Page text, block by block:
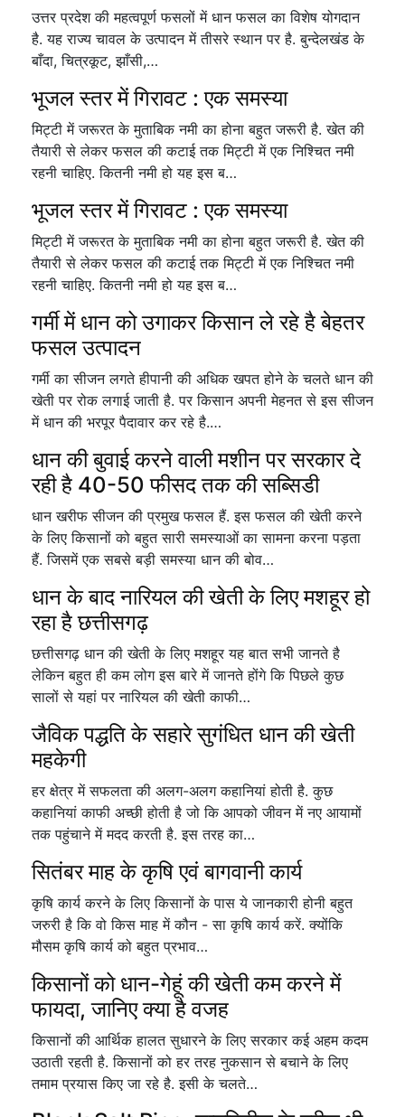
उत्तर प्रदेश की महत्वपूर्ण फसलों में धान फसल का विशेष योगदान
है. यह राज्य चावल के उत्पादन में तीसरे स्थान पर है. बुन्देलखंड के
बाँदा, चित्रकूट, झाँसी,…
भूजल स्तर में गिरावट : एक समस्या
मिट्टी में जरूरत के मुताबिक नमी का होना बहुत जरूरी है. खेत की
तैयारी से लेकर फसल की कटाई तक मिट्टी में एक निश्चित नमी
रहनी चाहिए. कितनी नमी हो यह इस ब…
भूजल स्तर में गिरावट : एक समस्या
मिट्टी में जरूरत के मुताबिक नमी का होना बहुत जरूरी है. खेत की
तैयारी से लेकर फसल की कटाई तक मिट्टी में एक निश्चित नमी
रहनी चाहिए. कितनी नमी हो यह इस ब…
गर्मी में धान को उगाकर किसान ले रहे है बेहतर
फसल उत्पादन
गर्मी का सीजन लगते हीपानी की अधिक खपत होने के चलते धान की
खेती पर रोक लगाई जाती है. पर किसान अपनी मेहनत से इस सीजन
में धान की भरपूर पैदावार कर रहे है.…
धान की बुवाई करने वाली मशीन पर सरकार दे
रही है 40-50 फीसद तक की सब्सिडी
धान खरीफ सीजन की प्रमुख फसल हैं. इस फसल की खेती करने
के लिए किसानों को बहुत सारी समस्याओं का सामना करना पड़ता
हैं. जिसमें एक सबसे बड़ी समस्या धान की बोव…
धान के बाद नारियल की खेती के लिए मशहूर हो
रहा है छत्तीसगढ़
छत्तीसगढ़ धान की खेती के लिए मशहूर यह बात सभी जानते है
लेकिन बहुत ही कम लोग इस बारे में जानते होंगे कि पिछले कुछ
सालों से यहां पर नारियल की खेती काफी…
जैविक पद्धति के सहारे सुगंधित धान की खेती
महकेगी
हर क्षेत्र में सफलता की अलग-अलग कहानियां होती है. कुछ
कहानियां काफी अच्छी होती है जो कि आपको जीवन में नए आयामों
तक पहुंचाने में मदद करती है. इस तरह का…
सितंबर माह के कृषि एवं बागवानी कार्य
कृषि कार्य करने के लिए किसानों के पास ये जानकारी होनी बहुत
जरुरी है कि वो किस माह में कौन - सा कृषि कार्य करें. क्योंकि
मौसम कृषि कार्य को बहुत प्रभाव…
किसानों को धान-गेहूं की खेती कम करने में
फायदा, जानिए क्या है वजह
किसानों की आर्थिक हालत सुधारने के लिए सरकार कई अहम कदम
उठाती रहती है. किसानों को हर तरह नुकसान से बचाने के लिए
तमाम प्रयास किए जा रहे है. इसी के चलते…